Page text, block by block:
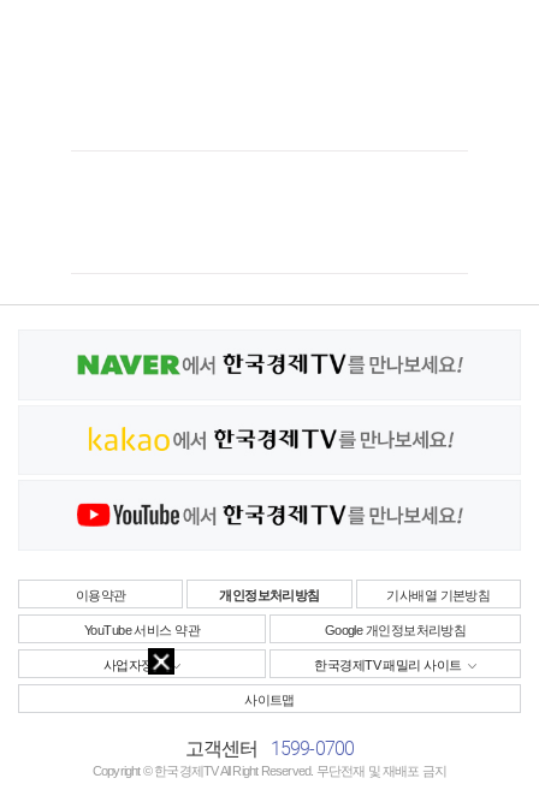
이용약관 개인정보처리방침 기사배열 기본방침
YouTube 서비스 약관 Google 개인정보처리방침
사업자정보 한국경제TV 패밀리 사이트
사이트맵
고객센터 1599-0700
Copyright © 한국경제TV All Right Reserved. 무단전재 및 재배포 금지